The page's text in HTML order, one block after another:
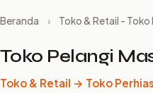
Beranda › Toko & Retail - Toko
Toko Pelangi
Toko & Retail → Toko